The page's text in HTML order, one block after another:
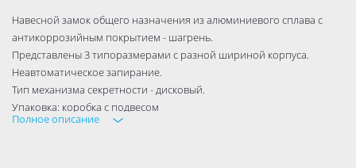
Навесной замок общего назначения из алюминиевого сплава с
антикоррозийным покрытием - шагрень.
Представлены 3 типоразмерами с разной шириной корпуса.
Неавтоматическое запирание.
Тип механизма секретности - дисковый.
Упаковка: коробка с подвесом
Гарантия 1 год.
Полное описание